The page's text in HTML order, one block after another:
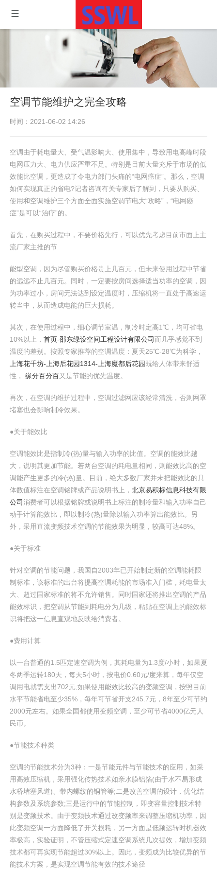
空调节能维护之完全攻略
时间：2021-06-02 14:26
空调由于耗电量大、受气温影响大、使用集中，导致用电高峰时段
电网压力大、电力供应严重不足。特别是目前大量充斥于市场的低
效能比空调，更造成了令电力部门头痛的“电网癌症”。那么，空调
如何实现真正的省电?记者咨询有关专家后了解到，只要从购买、
使用和空调维护三个方面全面实施空调节电大“攻略”，“电网癌
症”是可以“治疗”的。
首先，在购买过程中，不要价格先行，可以优先考虑目前市面上主
流厂家主推的节
能型空调，因为尽管购买价格贵上几百元，但未来使用过程中节省
的远远不止几百元。同时，一定要按房间选择适当功率的空调，因
为功率过小，房间无法达到设定温度时，压缩机将一直处于高速运
转当中，从而造成电能的巨大损耗。
其次，在使用过程中，细心调节室温，制冷时定高1℃，均可省电
10%以上， 首页-邵东绿设空间工程设计有限公司而几乎感觉不到
温度的差别。按照专家推荐的空调温度：夏天25℃-28℃为科学，
上海花千坊-上海后花园1314-上海魔都后花园 既给人体带来舒适
性， 缘分百分百又是节能的优先温度。
再次，在空调的维护过程中，空调过滤网应该经常清洗，否则网罩
堵塞也会影响制冷效果。
●关于能效比
空调能效比是指制冷(热)量与输入功率的比值。空调的能效比越
大，说明其更加节能。若两台空调的耗电量相同，则能效比高的空
调能产生更多的冷(热)量。目前，绝大多数厂家并未把能效比的具
体数值标注在空调铭牌或产品说明书上， 北京易积标信息科技有限
公司消费者可以根据铭牌或说明书上标注的制冷量和输入功率自己
动手计算能效比，即以制冷(热)量除以输入功率算出能效比。另
外，采用直流变频技术空调的节能效果为明显，较高可达48%。
●关于标准
针对空调的节能问题，我国自2003年已开始制定新的空调能耗限
制标准，该标准的出台将提高空调耗能的市场准入门槛，耗电量太
大、超过国家标准的将不允许销售。同时国家还将推出空调的产品
能效标识，把空调从节能到耗电分为几级，粘贴在空调上的能效标
识将把这一信息直观地反映给消费者。
●费用计算
以一台普通的1.5匹定速空调为例，其耗电量为1.3度/小时，如果夏
冬两季运转180天，每天5小时，按电价0.60元/度来算，每年仅空
调用电就需支出702元;如果使用能效比较高的变频空调，按照目前
水平节能省电至少35%，每年可节省开支245.7元，8年至少可节约
2000元左右。如果全国都使用变频空调，至少可节省4000亿元人
民币。
●节能技术种类
空调的节能技术分为3种：一是节能元件与节能技术的应用，如采
用高效压缩机，采用强化传热技术如亲水膜铝箔(由于水不易形成
水桥堵塞风道)、带内螺纹的铜管等;二是改善空调的设计，优化结
构参数及系统参数;三是运行中的节能控制，即变容量控制技术特
别是变频技术。由于变频技术通过改变频率来调整压缩机功率，因
此变频空调一方面降低了开关损耗，另一方面是低频运转时机器效
率极高，实验证明，不管压缩式定速空调系统几次提效，增加变频
技术都可再实现节能超过30%以上。因此，变频成为比较优异的节
能技术方案，是实现空调节能有效的技术途径